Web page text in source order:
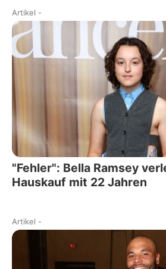
Artikel -
"Fehler": Bella Ramsey
Hauskauf mit 22 Jahren
Artikel -